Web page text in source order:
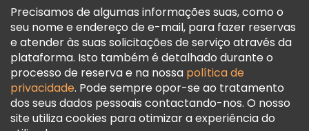
Política De Cookies
Freetour Prémios
Programa De Fidelidade
Precisamos de algumas informações suas, como o
seu nome e endereço de e-mail, para fazer reservas
e atender às suas solicitações de serviço através da
plataforma. Isto também é detalhado durante o
processo de reserva e na nossa política de
privacidade. Pode sempre opor-se ao tratamento
dos seus dados pessoais contactando-nos. O nosso
site utiliza cookies para otimizar a experiência do